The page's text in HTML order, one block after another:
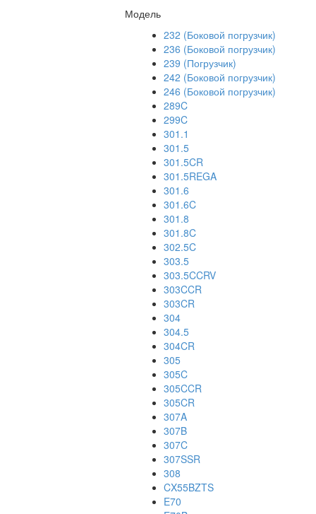
Модель
232 (Боковой погрузчик)
236 (Боковой погрузчик)
239 (Погрузчик)
242 (Боковой погрузчик)
246 (Боковой погрузчик)
289C
299C
301.1
301.5
301.5CR
301.5REGA
301.6
301.6C
301.8
301.8C
302.5C
303.5
303.5CCRV
303CCR
303CR
304
304.5
304CR
305
305C
305CCR
305CR
307A
307B
307C
307SSR
308
CX55BZTS
E70